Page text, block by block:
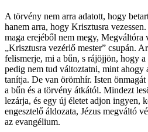
A törvény nem arra adatott, hogy
hanem arra, hogy Krisztusra
maga erejéből nem megy, Megváltóra
„Krisztusra vezérlő mester” csupán.
felismerje, mi a bűn, s rájöjjön, hogy a
pedig nem tud változtatni, mint ahogy
tanítja. De van örömhír. Isten
a bűn és a törvény átkától. Mindezt
lezárja, és egy új életet adjon ingyen,
engesztelő áldozata, Jézus megváltó
az evangélium.